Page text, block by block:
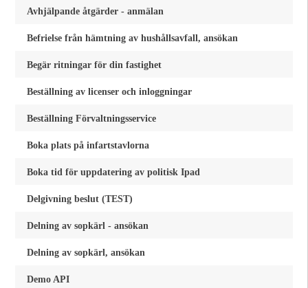
Avhjälpande åtgärder - anmälan
Befrielse från hämtning av hushållsavfall, ansökan
Begär ritningar för din fastighet
Beställning av licenser och inloggningar
Beställning Förvaltningsservice
Boka plats på infartstavlorna
Boka tid för uppdatering av politisk Ipad
Delgivning beslut (TEST)
Delning av sopkärl - ansökan
Delning av sopkärl, ansökan
Demo API